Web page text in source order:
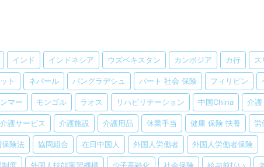
インド インドネシア ウズベキスタン カンボジア カ行 ス
ト ネパール バングラデシュ パート 社会 保険 フィリピン
マー モンゴル ラオス リハビリテーション 中国China 介護
介護サービス 介護施設 介護用品 休業手当 健康 保険 扶養 労
険法 協同組合 在日中国人 外国人労働者 外国人労働者保険
制度 外国人技能実習機構 少子高齢化 社会保険 給与前払い